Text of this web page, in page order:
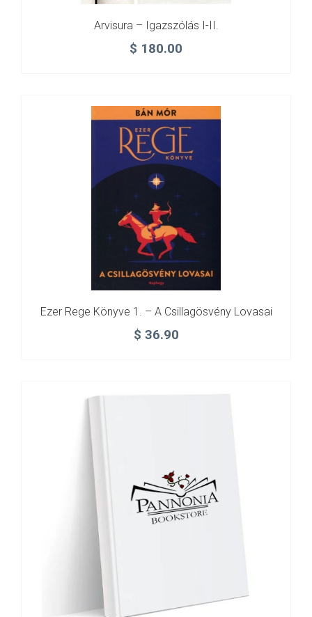
Arvisura – Igazszólás I-II.
$ 180.00
Ezer Rege Könyve 1. – A Csillagösvény Lovasai
$ 36.90